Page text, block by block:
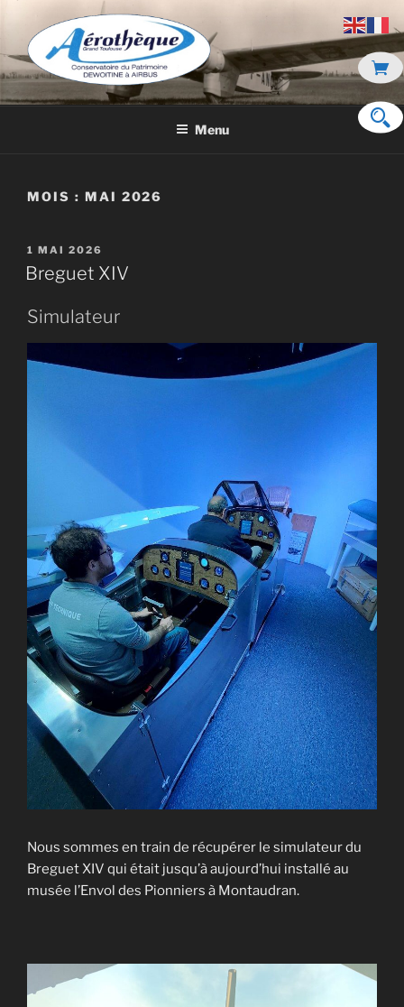
contenu
principal
DE DEWOITINE À AIRBUS
Menu
MOIS : MAI 2026
PUBLIÉ
LE
1 MAI 2026
Breguet XIV
Simulateur
Nous sommes en train de récupérer le simulateur du
Breguet XIV qui était jusqu’à aujourd’hui installé au
musée l’Envol des Pionniers à Montaudran.